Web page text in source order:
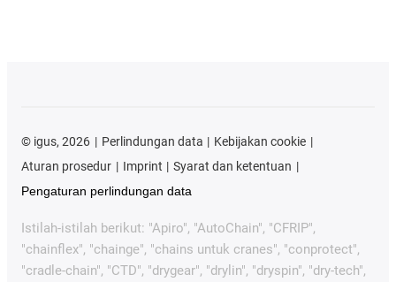
© igus, 2026 Perlindungan data
Kebijakan cookie
Aturan prosedur
Imprint
Syarat dan ketentuan
Pengaturan perlindungan data
Istilah-istilah berikut: "Apiro", "AutoChain", "CFRIP",
"chainflex", "chainge", "chains untuk cranes", "conprotect",
"cradle-chain", "CTD", "drygear", "drylin", "dryspin", "dry-tech",